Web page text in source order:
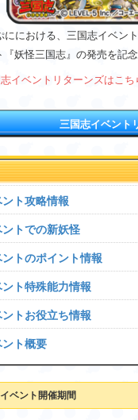
における、三国志イベン
妖怪三国志』の発売を記
イベントリターンズはこち
三国志イベント
ト攻略情報
トでの新妖怪
トのポイント情報
ト特殊能力情報
トお役立ち情報
ト概要
イベント開催期間